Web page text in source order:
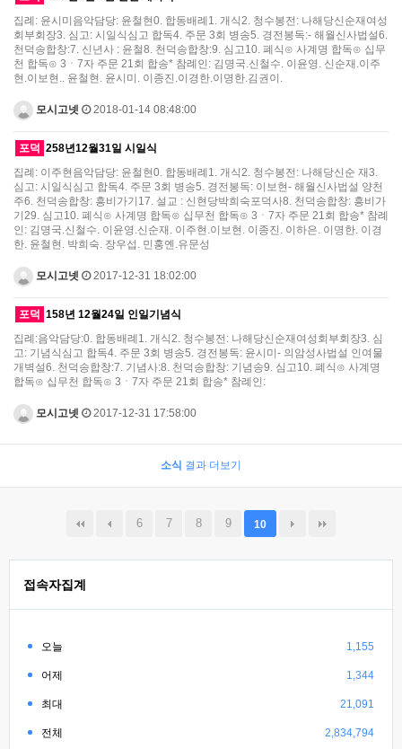
집례: 윤시미음악담당: 윤철현0. 합동배례1. 개식2. 청수봉전: 나해당신순재여성
회부회장3. 심고: 시일식심고 합독4. 주문 3회 병송5. 경전봉독:- 해월신사법설6.
천덕송합창:7. 신년사 : 윤철8. 천덕송합창:9. 심고10. 폐식⊙ 사계명 합독⊙ 십무
천 합독⊙ 3ㆍ7자 주문 21회 합송* 참례인: 김명국.신철수. 이윤영. 신순재.이주
현.이보현.. 윤철현. 윤시미. 이종진.이경한.이명한.김권이.
모시고넷 2018-01-14 08:48:00
포덕 258년12월31일 시일식
집례: 이주현음악담당: 윤철현0. 합동배례1. 개식2. 청수봉전: 나해당신순 재3.
심고: 시일식심고 합독4. 주문 3회 병송5. 경전봉독: 이보현- 해월신사법설 양천
주6. 천덕송합창: 흥비가기17. 설교 : 신현당박희숙포덕사8. 천덕송합창: 흥비가
기29. 심고10. 폐식⊙ 사계명 합독⊙ 십무천 합독⊙ 3ㆍ7자 주문 21회 합송* 참례
인: 김명국.신철수. 이윤영.신순재. 이주현.이보현. 이종진. 이하은. 이명한. 이경
한. 윤철현. 박희숙. 장우섭. 민홍옌.유문성
모시고넷 2017-12-31 18:02:00
포덕 158년 12월24일 인일기념식
집례:음악담당:0. 합동배례1. 개식2. 청수봉전: 나해당신순재여성회부회장3. 심
고: 기념식심고 합독4. 주문 3회 병송5. 경전봉독: 윤시미- 의암성사법설 인여물
개벽설6. 천덕송합창:7. 기념사:8. 천덕송합창: 기념송9. 심고10. 폐식⊙ 사계명
합독⊙ 십무천 합독⊙ 3ㆍ7자 주문 21회 합송* 참례인:
모시고넷 2017-12-31 17:58:00
소식 결과 더보기
6 7 8 9 10
접속자집계
오늘 1,155
어제 1,344
최대 21,091
전체 2,834,794